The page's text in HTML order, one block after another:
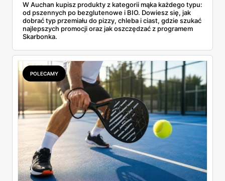
W Auchan kupisz produkty z kategorii mąka każdego typu:
od pszennych po bezglutenowe i BIO. Dowiesz się, jak
dobrać typ przemiału do pizzy, chleba i ciast, gdzie szukać
najlepszych promocji oraz jak oszczędzać z programem
Skarbonka.
POLECAMY